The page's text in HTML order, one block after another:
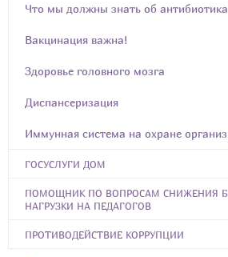
Что мы должны знать об
Вакцинация важна!
Здоровье головного мозга
Диспансеризация
Иммунная система на охране
ГОСУСЛУГИ ДОМ
ПОМОЩНИК ПО ВОПРОСАМ СНИЖЕНИЯ
НАГРУЗКИ НА ПЕДАГОГОВ
ПРОТИВОДЕЙСТВИЕ КОРРУПЦИИ